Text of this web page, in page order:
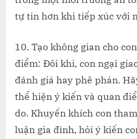
tự tin hơn khi tiếp xúc với
10. Tạo không gian cho
điểm: Đôi khi, con ngại
đánh giá hay phê phán.
thể hiện ý kiến và quan
do. Khuyến khích con
luận gia đình, hỏi ý kiến